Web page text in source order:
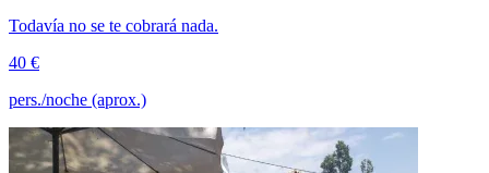
Todavía no se te cobrará nada.
40 €
pers./noche (aprox.)